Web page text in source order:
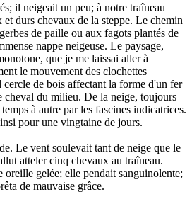
il neigeait un peu; à notre traîneau
et durs chevaux de la steppe. Le chemin
de paille ou aux fagots plantés de
nappe neigeuse. Le paysage,
que je me laissai aller à
le mouvement des clochettes
cercle de bois affectant la forme d'un fer
cheval du milieu. De la neige, toujours
à autre par les fascines indicatrices.
pour une vingtaine de jours.
Le vent soulevait tant de neige que le
atteler cinq chevaux au traîneau.
gelée; elle pendait sanguinolente;
de mauvaise grâce.